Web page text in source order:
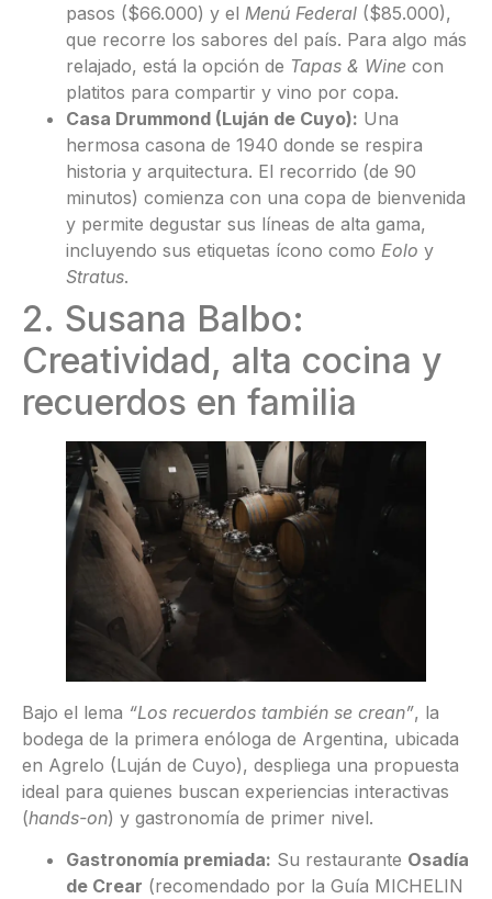
pasos ($66.000) y el Menú Federal ($85.000),
que recorre los sabores del país. Para algo más
relajado, está la opción de Tapas & Wine con
platitos para compartir y vino por copa.
Casa Drummond (Luján de Cuyo): Una
hermosa casona de 1940 donde se respira
historia y arquitectura. El recorrido (de 90
minutos) comienza con una copa de bienvenida
y permite degustar sus líneas de alta gama,
incluyendo sus etiquetas ícono como Eolo y
Stratus.
2. Susana Balbo:
Creatividad, alta cocina y
recuerdos en familia
Bajo el lema “Los recuerdos también se crean”, la
bodega de la primera enóloga de Argentina, ubicada
en Agrelo (Luján de Cuyo), despliega una propuesta
ideal para quienes buscan experiencias interactivas
(hands-on) y gastronomía de primer nivel.
Gastronomía premiada: Su restaurante Osadía
de Crear (recomendado por la Guía MICHELIN